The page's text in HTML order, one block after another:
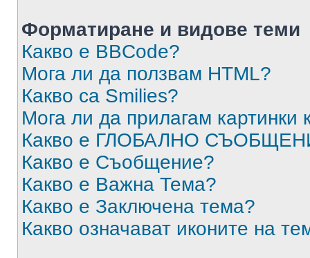
Форматиране и видове теми
Какво е BBCode?
Мога ли да ползвам HTML?
Какво са Smilies?
Мога ли да прилагам
Какво е ГЛОБАЛНО
Какво е Съобщение?
Какво е Важна Тема?
Какво е Заключена тема?
Какво означават иконите на